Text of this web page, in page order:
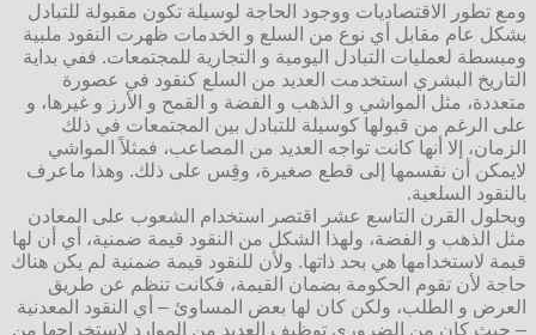
ومع تطور الاقتصاديات ووجود الحاجة لوسيلة تكون مقبولة للتبادل
بشكل عام مقابل أي نوع من السلع و الخدمات ظهرت النقود ملبية
ومبسطة لعمليات التبادل اليومية و التجارية للمجتمعات. ففي بداية
التاريخ البشري استخدمت العديد من السلع كنقود في عصورة
متعددة، مثل المواشي و الذهب و الفضة و القمح و الأرز و غيرها، و
على الرغم من قبولها كوسيلة للتبادل بين المجتمعات في ذلك
الزمان، إلا أنها كانت تواجه العديد من المصاعب، فمثلاً المواشي
لايمكن أن نقسمها إلى قطع صغيرة، وقِس على ذلك. وهذا ماعرف
بالنقود السلعية.
وبحلول القرن التاسع عشر اقتصر استخدام الشعوب على المعادن
مثل الذهب و الفضة، ولهذا الشكل من النقود قيمة ضمنية، أي أن لها
قيمة لاستخدامها هي بحد ذاتها. ولأن للنقود قيمة ضمنية لم يكن هناك
حاجة لأن تقوم الحكومة بضمان القيمة، فكانت تنظم عن طريق
العرض و الطلب، ولكن كان لها بعض المساوئ – أي النقود المعدنية
– حيث كان من الضروري توظيف العديد من الموارد لاستخراجها من